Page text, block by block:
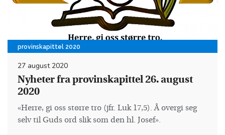
provinskapittel 2020
27 august 2020
Nyheter fra provinskapittel 26. august
2020
«Herre, gi oss større tro (jfr. Luk 17,5). Å overgi seg
selv til Guds ord slik som den hl. Josef».